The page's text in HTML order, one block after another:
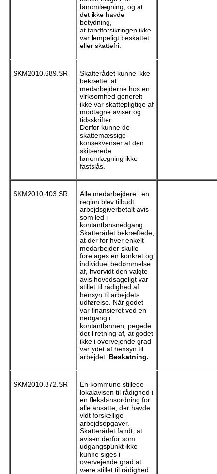
lønomlægning, og at
det ikke havde
betydning,
at tandforsikringen ikke
var lempeligt beskattet
eller skattefri.
SKM2010.689.SR
Skatterådet kunne ikke
bekræfte, at
medarbejderne hos en
virksomhed generelt
ikke var skattepligtige af
modtagne aviser og
tidsskrifter.
Derfor kunne de
skattemæssige
konsekvenser af den
skitserede
lønomlægning ikke
fastslås.
SKM2010.403.SR
Alle medarbejdere i en
region blev tilbudt
arbejdsgiverbetalt avis
som led i
kontantlønsnedgang.
Skatterådet bekræftede,
at der for hver enkelt
medarbejder skulle
foretages en konkret og
individuel bedømmelse
af, hvorvidt den valgte
avis hovedsageligt var
stillet til rådighed af
hensyn til arbejdets
udførelse. Når godet
var finansieret ved en
nedgang i
kontantlønnen, pegede
det i retning af, at godet
ikke i overvejende grad
var ydet af hensyn til
arbejdet. Beskatning.
SKM2010.372.SR
En kommune stillede
lokalavisen til rådighed i
en flekslønsordning for
alle ansatte, der havde
vidt forskellige
arbejdsopgaver.
Skatterådet fandt, at
avisen derfor som
udgangspunkt ikke
kunne siges i
overvejende grad at
være stillet til rådighed